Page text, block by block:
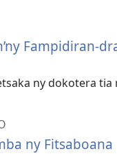
Fampidiran-
ny dokotera tia
ny Fitsaboana